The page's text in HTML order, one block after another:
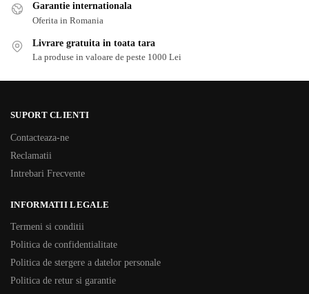
Garantie internationala
Oferita in Romania
Livrare gratuita in toata tara
La produse in valoare de peste 1000 Lei
SUPORT CLIENTI
Contacteaza-ne
Reclamatii
Intrebari Frecvente
INFORMATII LEGALE
Termeni si conditii
Politica de confidentialitate
Politica de stergere a datelor personale
Politica de retur si garantie